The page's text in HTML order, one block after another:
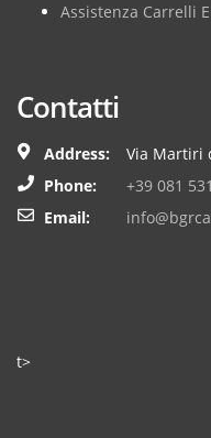
Assistenza Carrelli
Contatti
Address:
Via Martiri
Phone:
+39 081
Email:
t>